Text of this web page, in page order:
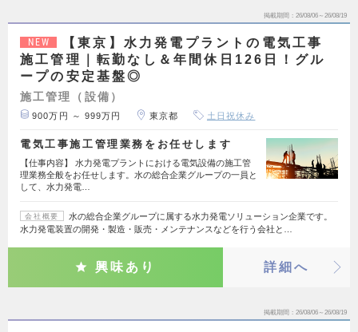
掲載期間 26/08/06～26/08/19
NEW
【東京】水力発電プラントの電気工事
施工管理｜転勤なし＆年間休日126日！グル
ープの安定基盤◎
施工管理（設備）
900万円 ～ 999万円 東京都 土日祝休み
電気工事施工管理業務をお任せします
【仕事内容】 水力発電プラントにおける電気設備の施工管
理業務全般をお任せします。水の総合企業グループの一員と
して、水力発電…
会社概要
水の総合企業グループに属する水力発電ソリューション企業です。
水力発電装置の開発・製造・販売・メンテナンスなどを行う会社と…
興味あり 詳細へ
掲載期間 26/08/06～26/08/19